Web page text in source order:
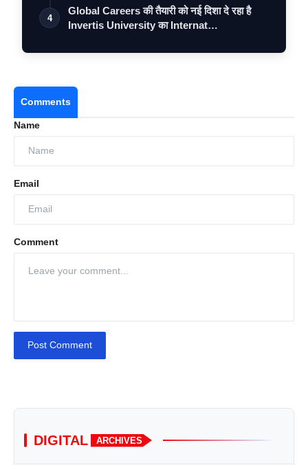
4
Global Careers की तैयारी को नई दिशा दे रहा है
Invertis University का Internat…
Comments
Name
Email
Comment
Post Comment
DIGITAL ARCHIVES